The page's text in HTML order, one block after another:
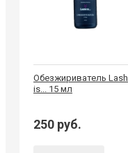
Обезжириватель Lash
is... 15 мл
250 руб.